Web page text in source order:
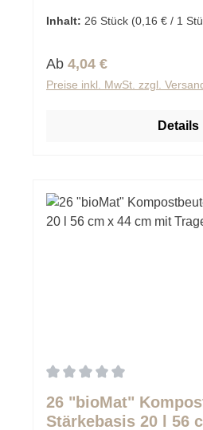
Inhalt: 26 Stück (0,16 € / 1
Regulärer Preis:
Ab 4,04 €
Preise inkl. MwSt. zzgl.
Details
26 "bioMat"
Stärkebasis 20 l 56